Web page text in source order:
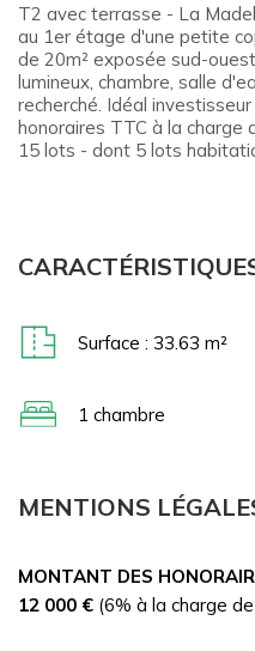
T2 avec terrasse - La
au 1er étage d'une petite
de 20m² exposée sud-
lumineux, chambre, salle
recherché. Idéal
honoraires TTC à la charge
15 lots - dont 5 lots
Surface : 33.63 m²
1 chambre
MENTIONS
MONTANT DES
12 000 € (6% à la charge de